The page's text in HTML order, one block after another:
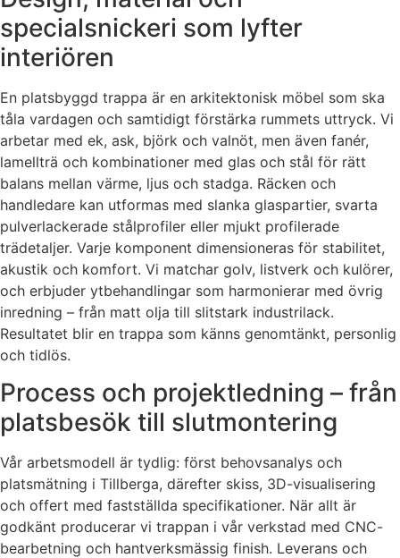
specialsnickeri som lyfter
interiören
En platsbyggd trappa är en arkitektonisk möbel som ska
tåla vardagen och samtidigt förstärka rummets uttryck. Vi
arbetar med ek, ask, björk och valnöt, men även fanér,
lamellträ och kombinationer med glas och stål för rätt
balans mellan värme, ljus och stadga. Räcken och
handledare kan utformas med slanka glaspartier, svarta
pulverlackerade stålprofiler eller mjukt profilerade
trädetaljer. Varje komponent dimensioneras för stabilitet,
akustik och komfort. Vi matchar golv, listverk och kulörer,
och erbjuder ytbehandlingar som harmonierar med övrig
inredning – från matt olja till slitstark industrilack.
Resultatet blir en trappa som känns genomtänkt, personlig
och tidlös.
Process och projektledning – från
platsbesök till slutmontering
Vår arbetsmodell är tydlig: först behovsanalys och
platsmätning i Tillberga, därefter skiss, 3D-visualisering
och offert med fastställda specifikationer. När allt är
godkänt producerar vi trappan i vår verkstad med CNC-
bearbetning och hantverksmässig finish. Leverans och